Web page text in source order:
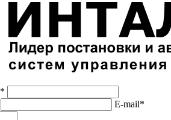
E-mail*